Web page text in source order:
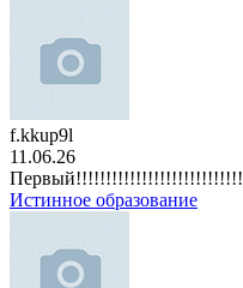
f.kkup9l
11.06.26
Первый!!!!!!!!!!!!!!!!!!!!!!!!!!!!
Истинное образование